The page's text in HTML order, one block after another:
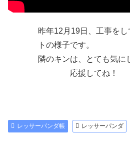
昨年12月19日、工事を
トの様子です。
隣のキンは、とても気に
応援してね！
レッサーパンダ帳 レッサーパンダ